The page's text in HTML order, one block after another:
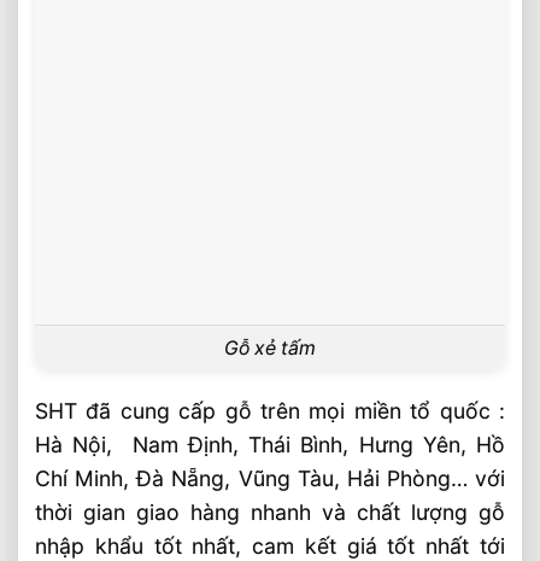
Gỗ xẻ tấm
SHT đã cung cấp gỗ trên mọi miền tổ quốc :
Hà Nội, Nam Định, Thái Bình, Hưng Yên, Hồ
Chí Minh, Đà Nẵng, Vũng Tàu, Hải Phòng… với
thời gian giao hàng nhanh và chất lượng gỗ
nhập khẩu tốt nhất, cam kết giá tốt nhất tới